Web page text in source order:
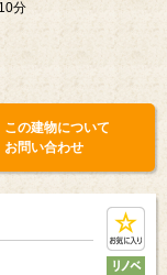
分
この建物について
お問い合わせ